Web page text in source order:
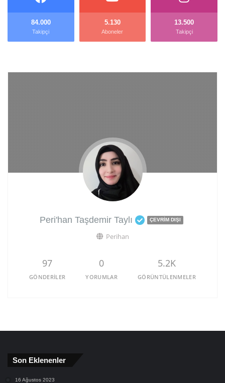
84.000
Takipçi
5.130
Aboneler
13.500
Takipçi
Peri'han Taşdemir Taylı ÇEVRIM DIŞI
Perihan
97
GÖNDERILER
0
YORUMLAR
5.2K
GÖRÜNTÜLENMELER
Son Eklenenler
16 Ağustos 2023